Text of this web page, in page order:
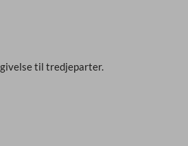
til tredjeparter.